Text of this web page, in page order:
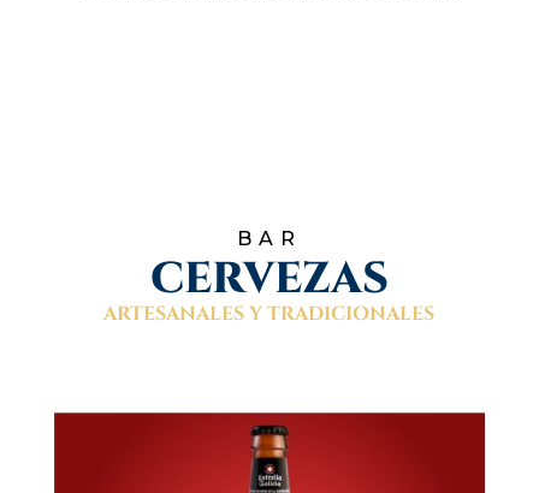
BAR
CERVEZAS
ARTESANALES Y TRADICIONALES